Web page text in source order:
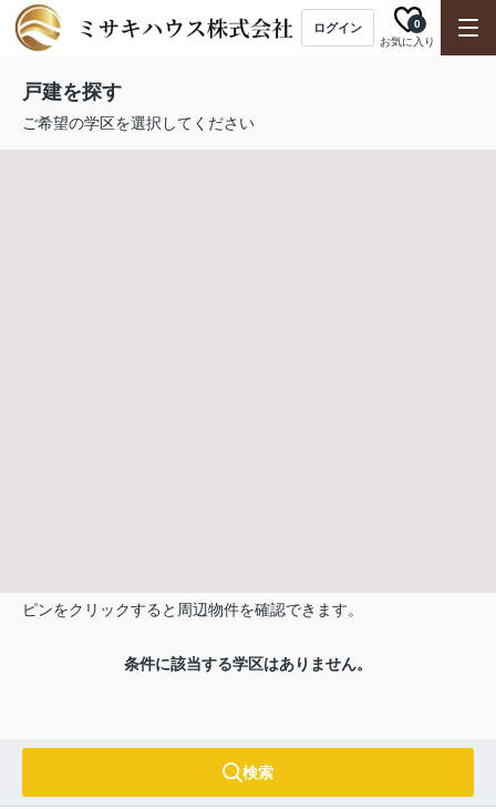
ログイン
お気に入り
0
戸建を探す
ご希望の学区を選択してください
ピンをクリックすると周辺物件を確認できます。
条件に該当する学区はありません。
検索